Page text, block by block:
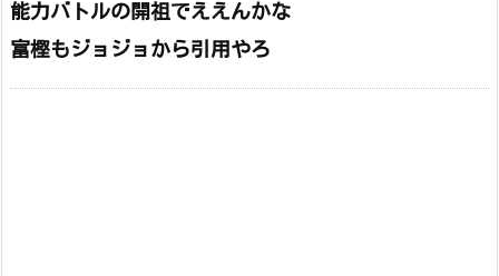
能力バトルの開祖でええんかな
富樫もジョジョから引用やろ